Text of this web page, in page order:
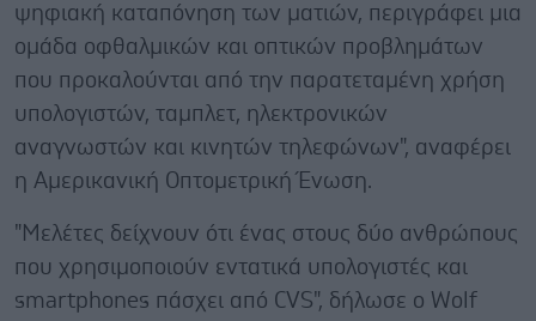
ψηφιακή καταπόνηση των ματιών, περιγράφει μια
ομάδα οφθαλμικών και οπτικών προβλημάτων
που προκαλούνται από την παρατεταμένη χρήση
υπολογιστών, ταμπλετ, ηλεκτρονικών
αναγνωστών και κινητών τηλεφώνων", αναφέρει
η Αμερικανική Οπτομετρική Ένωση.
"Μελέτες δείχνουν ότι ένας στους δύο ανθρώπους
που χρησιμοποιούν εντατικά υπολογιστές και
smartphones πάσχει από CVS", δήλωσε ο Wolf